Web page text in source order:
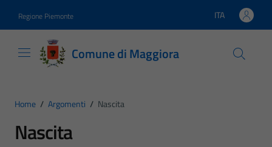
Regione Piemonte Lingua attiva:
ITA
Comune di Maggiora
Home / Argomenti / Nascita
Nascita